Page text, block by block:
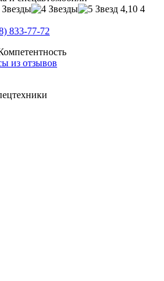
4,10 4
833-77-72
из отзывов